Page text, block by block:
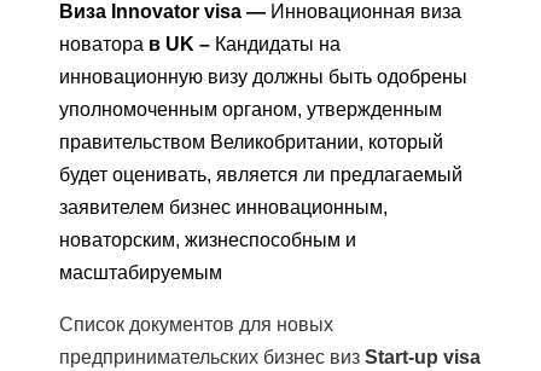
Виза Innovator visa — Инновационная виза
новатора в UK – Кандидаты на
инновационную визу должны быть одобрены
уполномоченным органом, утвержденным
правительством Великобритании, который
будет оценивать, является ли предлагаемый
заявителем бизнес инновационным,
новаторским, жизнеспособным и
масштабируемым
Список документов для новых
предпринимательских бизнес виз Start-up visa